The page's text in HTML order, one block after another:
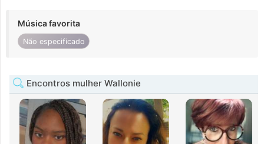
Música favorita
Não especificado
Encontros mulher Wallonie